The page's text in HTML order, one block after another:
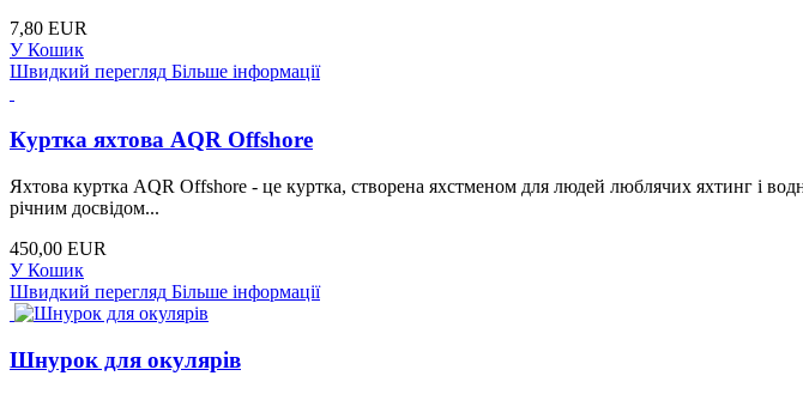
7,80 EUR
У Кошик
Швидкий перегляд Більше інформації
Куртка яхтова AQR Offshore
Яхтова куртка AQR Offshore - це куртка, створена яхстменом для людей люблячих яхтинг і
річним досвідом...
450,00 EUR
У Кошик
Швидкий перегляд Більше інформації
Шнурок для окулярів